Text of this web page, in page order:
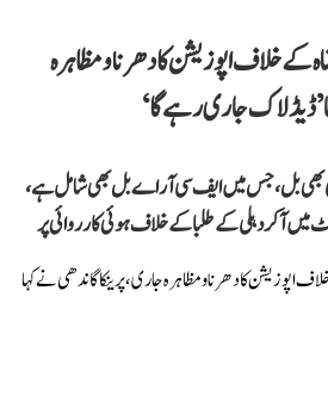
کے خلاف اپوزیشن کا دھرنا و مظاہرہ
’ڈیڈلاک جاری رہے گا‘
بھی بل، جس میں ایف سی آر اے بل بھی شامل ہے،
میں آکر دہلی کے طلبا کے خلاف ہوئی کارروائی پر